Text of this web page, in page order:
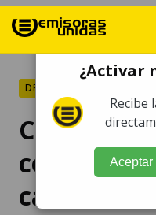
DEPORTES
Cobán
con los
caso
¿Activar
Recibe
Aceptar